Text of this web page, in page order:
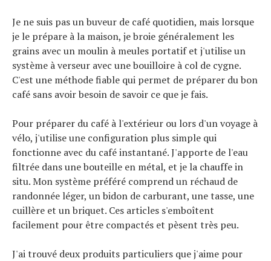
Je ne suis pas un buveur de café quotidien, mais lorsque
je le prépare à la maison, je broie généralement les
grains avec un moulin à meules portatif et j'utilise un
système à verseur avec une bouilloire à col de cygne.
C'est une méthode fiable qui permet de préparer du bon
café sans avoir besoin de savoir ce que je fais.
Pour préparer du café à l'extérieur ou lors d'un voyage à
vélo, j'utilise une configuration plus simple qui
fonctionne avec du café instantané. J'apporte de l'eau
filtrée dans une bouteille en métal, et je la chauffe in
situ. Mon système préféré comprend un réchaud de
randonnée léger, un bidon de carburant, une tasse, une
cuillère et un briquet. Ces articles s'emboîtent
facilement pour être compactés et pèsent très peu.
J'ai trouvé deux produits particuliers que j'aime pour